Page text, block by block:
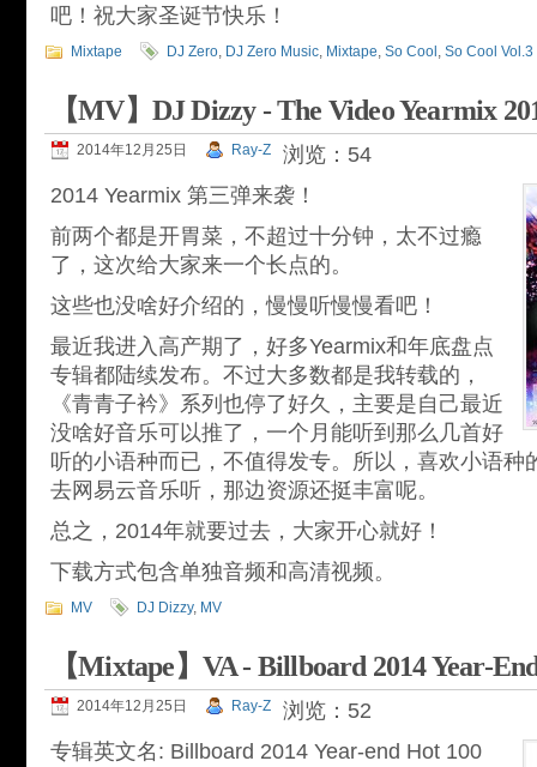
吧！祝大家圣诞节快乐！
Mixtape DJ Zero, DJ Zero Music, Mixtape, So Cool , So Cool Vol.3
【MV】DJ Dizzy - The Video Yearmix
2014年12月25日 Ray-Z
浏览：54
2014 Yearmix 第三弹来袭！
前两个都是开胃菜，不超过十分钟，太不过瘾
了，这次给大家来一个长点的。
这些也没啥好介绍的，慢慢听慢慢看吧！
最近我进入高产期了，好多Yearmix和年底盘点
专辑都陆续发布。不过大多数都是我转载的，
《青青子衿》系列也停了好久，主要是自己最近
没啥好音乐可以推了，一个月能听到那么几首好
听的小语种而已，不值得发专。所以，喜欢小语种
去网易云音乐听，那边资源还挺丰富呢。
总之，2014年就要过去，大家开心就好！
下载方式包含单独音频和高清视频。
MV DJ Dizzy, MV
【Mixtape】VA - Billboard 2014 Year-
2014年12月25日 Ray-Z
浏览：52
专辑英文名: Billboard 2014 Year-end Hot 100